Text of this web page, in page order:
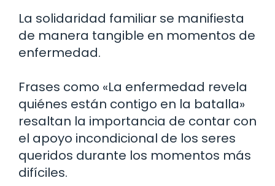
La solidaridad familiar se manifiesta
de manera tangible en momentos de
enfermedad.
Frases como «La enfermedad revela
quiénes están contigo en la batalla»
resaltan la importancia de contar con
el apoyo incondicional de los seres
queridos durante los momentos más
difíciles.